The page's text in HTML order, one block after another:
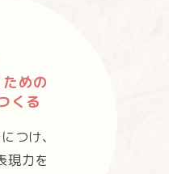
めの
くる
つけ、
現力を